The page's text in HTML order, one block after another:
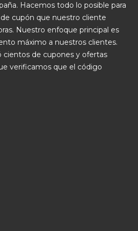
Hacemos todo lo posible para
cupón que nuestro cliente
Nuestro enfoque principal es
máximo a nuestros clientes.
cientos de cupones y ofertas
verificamos que el código